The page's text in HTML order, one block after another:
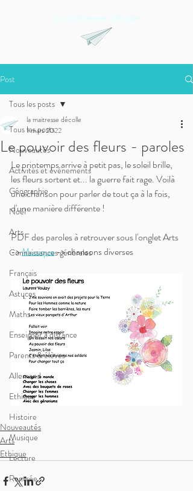
Post
Tous les posts
Nouveautés
Activités et événements
Géographie
Noël
Arts
Connaissances générales
Français
Astuces
Maths
Enseigner à distance
Parents & élèves
Allemand
Ethique
Histoire
Musique
Lecture
Rentrée
Tous les posts
Le pouvoir des fleurs - paroles
la maitresse décolle
1 mars 2022
Le printemps arrive à petit pas, le soleil brille,
les fleurs sortent et... la guerre fait rage. Voilà
une chanson pour parler de tout ça à la fois,
d'une manière différente !
PDF des paroles à retrouver sous l'onglet Arts
-> Musique -> chansons diverses
Nouveautés
Arts
Ethique